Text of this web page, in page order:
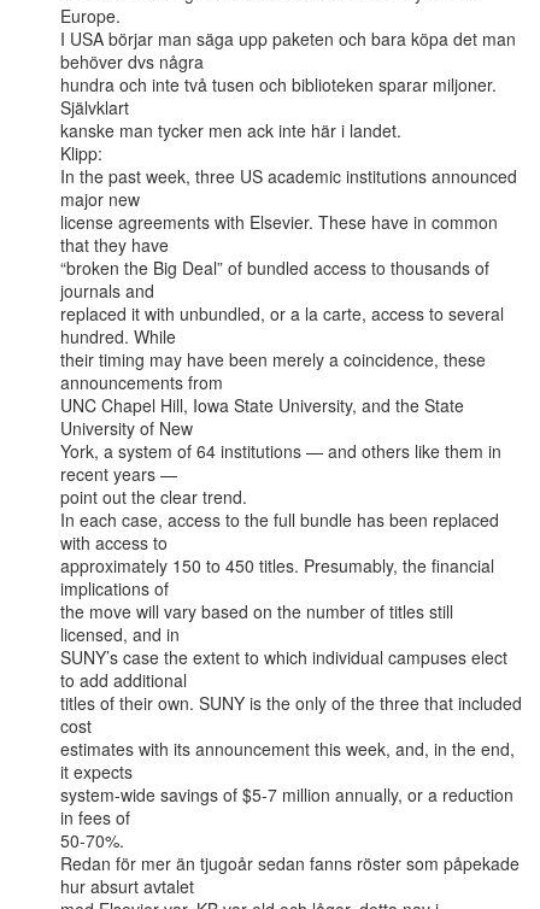
Europe.
I USA börjar man säga upp paketen och bara köpa det man
behöver dvs några
hundra och inte två tusen och biblioteken sparar miljoner.
Självklart
kanske man tycker men ack inte här i landet.
Klipp:
In the past week, three US academic institutions announced
major new
license agreements with Elsevier. These have in common
that they have
“broken the Big Deal” of bundled access to thousands of
journals and
replaced it with unbundled, or a la carte, access to several
hundred. While
their timing may have been merely a coincidence, these
announcements from
UNC Chapel Hill, Iowa State University, and the State
University of New
York, a system of 64 institutions — and others like them in
recent years —
point out the clear trend.
In each case, access to the full bundle has been replaced
with access to
approximately 150 to 450 titles. Presumably, the financial
implications of
the move will vary based on the number of titles still
licensed, and in
SUNY’s case the extent to which individual campuses elect
to add additional
titles of their own. SUNY is the only of the three that included
cost
estimates with its announcement this week, and, in the end,
it expects
system-wide savings of $5-7 million annually, or a reduction
in fees of
50-70%.
Redan för mer än tjugoår sedan fanns röster som påpekade
hur absurt avtalet